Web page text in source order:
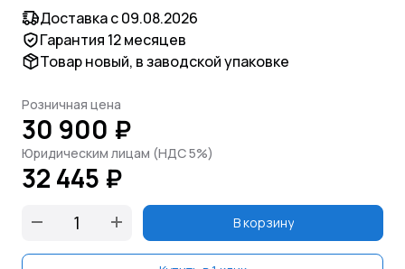
Доставка с 09.08.2026
Гарантия 12 месяцев
Товар новый, в заводской упаковке
Розничная цена
30 900 ₽
Юридическим лицам (НДС 5%)
32 445 ₽
В корзину